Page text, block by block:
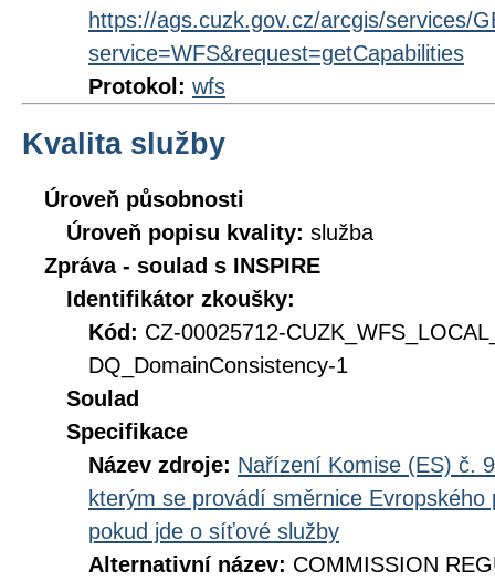
https://ags.cuzk.gov.cz/arcgis/services/
service=WFS&request=getCapabilities
Protokol: wfs
Kvalita služby
Úroveň působnosti
Úroveň popisu kvality: služba
Zpráva - soulad s INSPIRE
Identifikátor zkoušky:
Kód: CZ-00025712-
DQ_DomainConsistency-1
Soulad
Specifikace
Název zdroje: Nařízení Komise (ES) č.
kterým se provádí směrnice
pokud jde o síťové služby
Alternativní název: COMMISSION